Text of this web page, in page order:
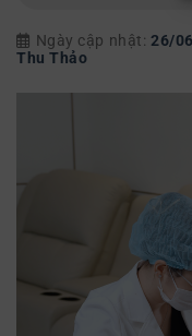
Ngày cập nhật: 26/
Thu Thảo